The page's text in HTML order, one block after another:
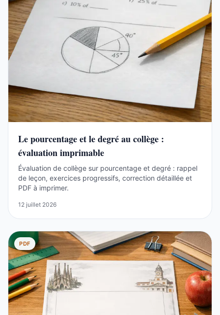
Le pourcentage et le degré au collège :
évaluation imprimable
Évaluation de collège sur pourcentage et degré : rappel
de leçon, exercices progressifs, correction détaillée et
PDF à imprimer.
12 juillet 2026
PDF